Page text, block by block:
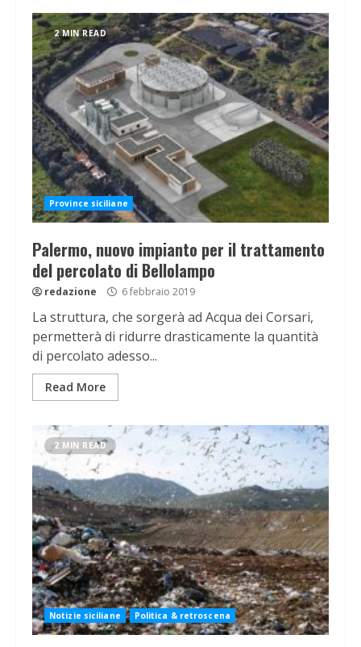
2 MIN READ
Province siciliane
Palermo, nuovo impianto per il trattamento
del percolato di Bellolampo
redazione 6 febbraio 2019
La struttura, che sorgerà ad Acqua dei Corsari,
permetterà di ridurre drasticamente la quantità
di percolato adesso...
Read More
2 MIN READ
Notizie siciliane Politica & retroscena